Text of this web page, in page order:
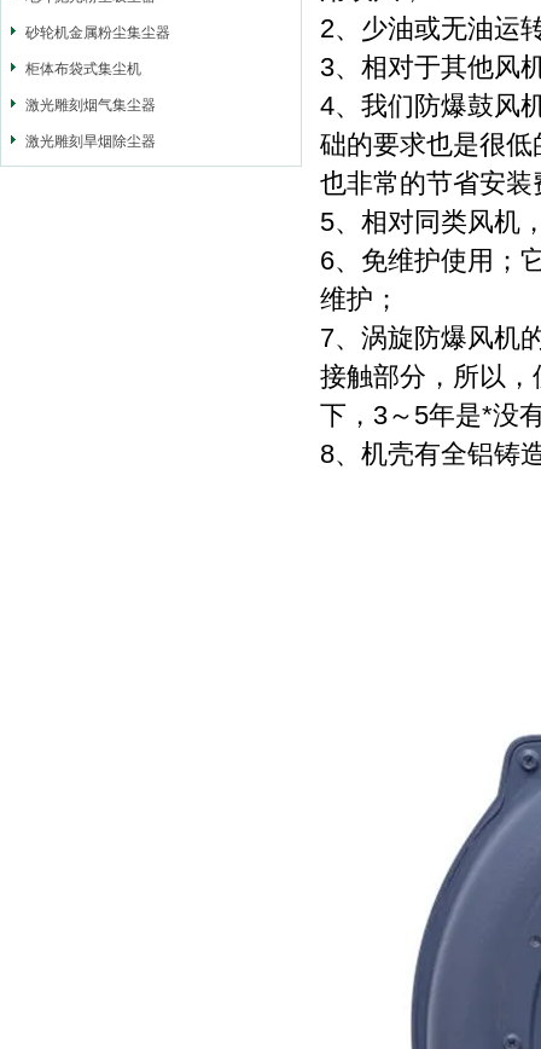
砂轮机金属粉尘集尘器
柜体布袋式集尘机
激光雕刻烟气集尘器
激光雕刻旱烟除尘器
2、少油或无油运
3、相对于其他风
4、我们防爆鼓风
础的要求也是很
也非常的节省安
5、相对同类风机
6、免维护使用；
维护；
7、涡旋防爆风机
接触部分，所以
下，3～5年是*没
8、机壳有全铝铸